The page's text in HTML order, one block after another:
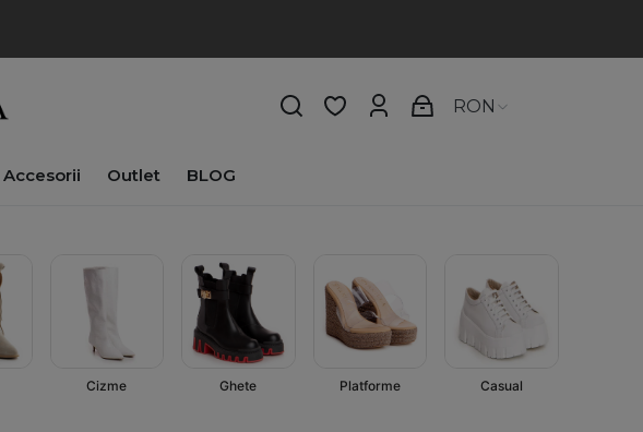
Accesorii Outlet BLOG
RON
Cizme Ghete Platforme Casual